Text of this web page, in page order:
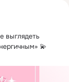
выглядеть
💫